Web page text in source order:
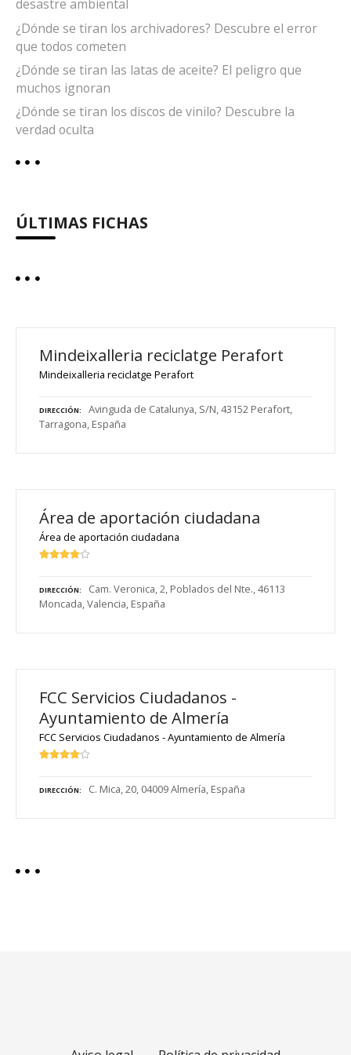
desastre ambiental
¿Dónde se tiran los archivadores? Descubre el error
que todos cometen
¿Dónde se tiran las latas de aceite? El peligro que
muchos ignoran
¿Dónde se tiran los discos de vinilo? Descubre la
verdad oculta
ÚLTIMAS FICHAS
Mindeixalleria reciclatge Perafort
Mindeixalleria reciclatge Perafort
DIRECCIÓN
Avinguda de Catalunya, S/N, 43152 Perafort,
Tarragona, España
Área de aportación ciudadana
Área de aportación ciudadana
DIRECCIÓN
Cam. Veronica, 2, Poblados del Nte., 46113
Moncada, Valencia, España
FCC Servicios Ciudadanos -
Ayuntamiento de Almería
FCC Servicios Ciudadanos - Ayuntamiento de Almería
DIRECCIÓN C. Mica, 20, 04009 Almería, España